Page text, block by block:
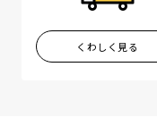
くわしく見る